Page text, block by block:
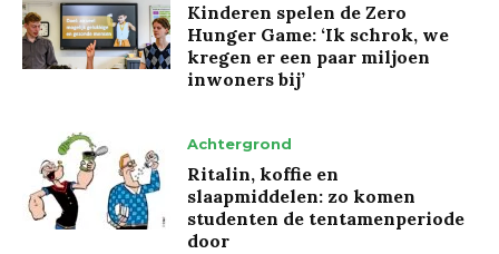
Kinderen spelen de Zero
Hunger Game: ‘Ik schrok, we
kregen er een paar miljoen
inwoners bij’
Achtergrond
Ritalin, koffie en
slaapmiddelen: zo komen
studenten de tentamenperiode
door